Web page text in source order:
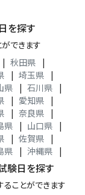
を探す
できます
| 秋田県
|
| 埼玉県
|
県 | 石川県
|
| 愛知県
|
| 奈良県
|
県 | 山口県
|
| 佐賀県
|
県 | 沖縄県 |
験日を探す
ことができます